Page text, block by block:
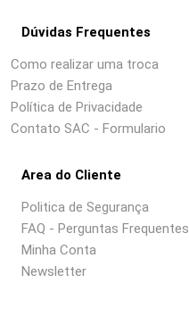
Dúvidas Frequentes
Como realizar uma troca
Prazo de Entrega
Política de Privacidade
Contato SAC - Formulario
Area do Cliente
Politica de Segurança
FAQ - Perguntas Frequentes
Minha Conta
Newsletter